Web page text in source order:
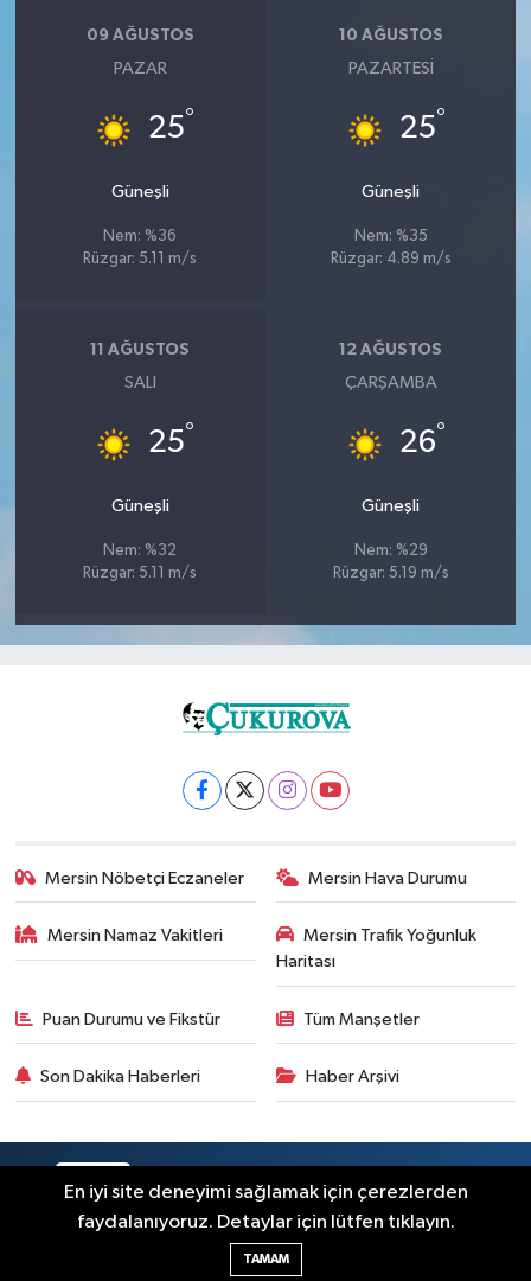
09 AĞUSTOS
PAZAR
25°
Güneşli
Nem: %36
Rüzgar: 5.11 m/s
10 AĞUSTOS
PAZARTESI
25°
Güneşli
Nem: %35
Rüzgar: 4.89 m/s
11 AĞUSTOS
SALI
25°
Güneşli
Nem: %32
Rüzgar: 5.11 m/s
12 AĞUSTOS
ÇARŞAMBA
26°
Güneşli
Nem: %29
Rüzgar: 5.19 m/s
Mersin Nöbetçi Eczaneler Mersin Hava Durumu
Mersin Namaz Vakitleri
Mersin Trafik Yoğunluk
Haritası
Puan Durumu ve Fikstür Tüm Manşetler
Son Dakika Haberleri Haber Arşivi
Haber Yazılımı:
En iyi site deneyimi sağlamak için çerezlerden
faydalanıyoruz. Detaylar için lütfen tıklayın.
TAMAM